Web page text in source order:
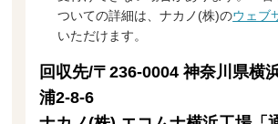
ついての詳細は、ナカノ(株)のウェブ
いただけます。
回収先/〒236-0004 神奈川県横
浦2-8-6